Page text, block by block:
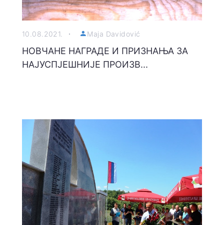
10.08.2021. Maja Davidović
НОВЧАНЕ НАГРАДЕ И ПРИЗНАЊА ЗА
НАЈУСПЈЕШНИЈЕ ПРОИЗВ...